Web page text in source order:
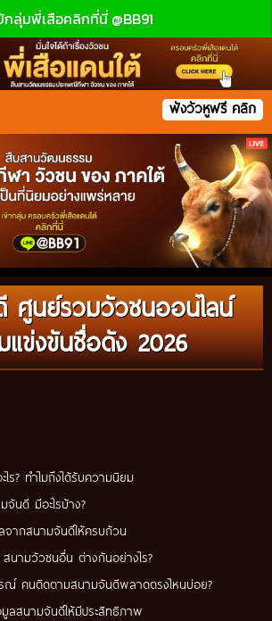
กลุ่มพี่เสือคลิกที่นี่ @BB91
ฟังวัวหูฟรี คลิก
ศูนย์รวมวัวชนออนไลน์
แข่งขันชื่อดัง 2026
ร? ทำไมถึงได้รับความนิยม
จันดี มีอะไรบ้าง?
ากสนามจันดีให้ครบถ้วน
นามวัวชนอื่น ต่างกันอย่างไร?
ณ์ คนติดตามสนามจันดีพลาดตรงไหนบ่อย?
ลสนามจันดีให้มีประสิทธิภาพ